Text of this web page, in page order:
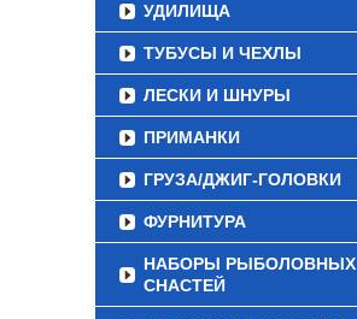
УДИЛИЩА
ТУБУСЫ И ЧЕХЛЫ
ЛЕСКИ И ШНУРЫ
ПРИМАНКИ
ГРУЗА/ДЖИГ-ГОЛОВКИ
ФУРНИТУРА
НАБОРЫ РЫБОЛОВНЫХ
СНАСТЕЙ